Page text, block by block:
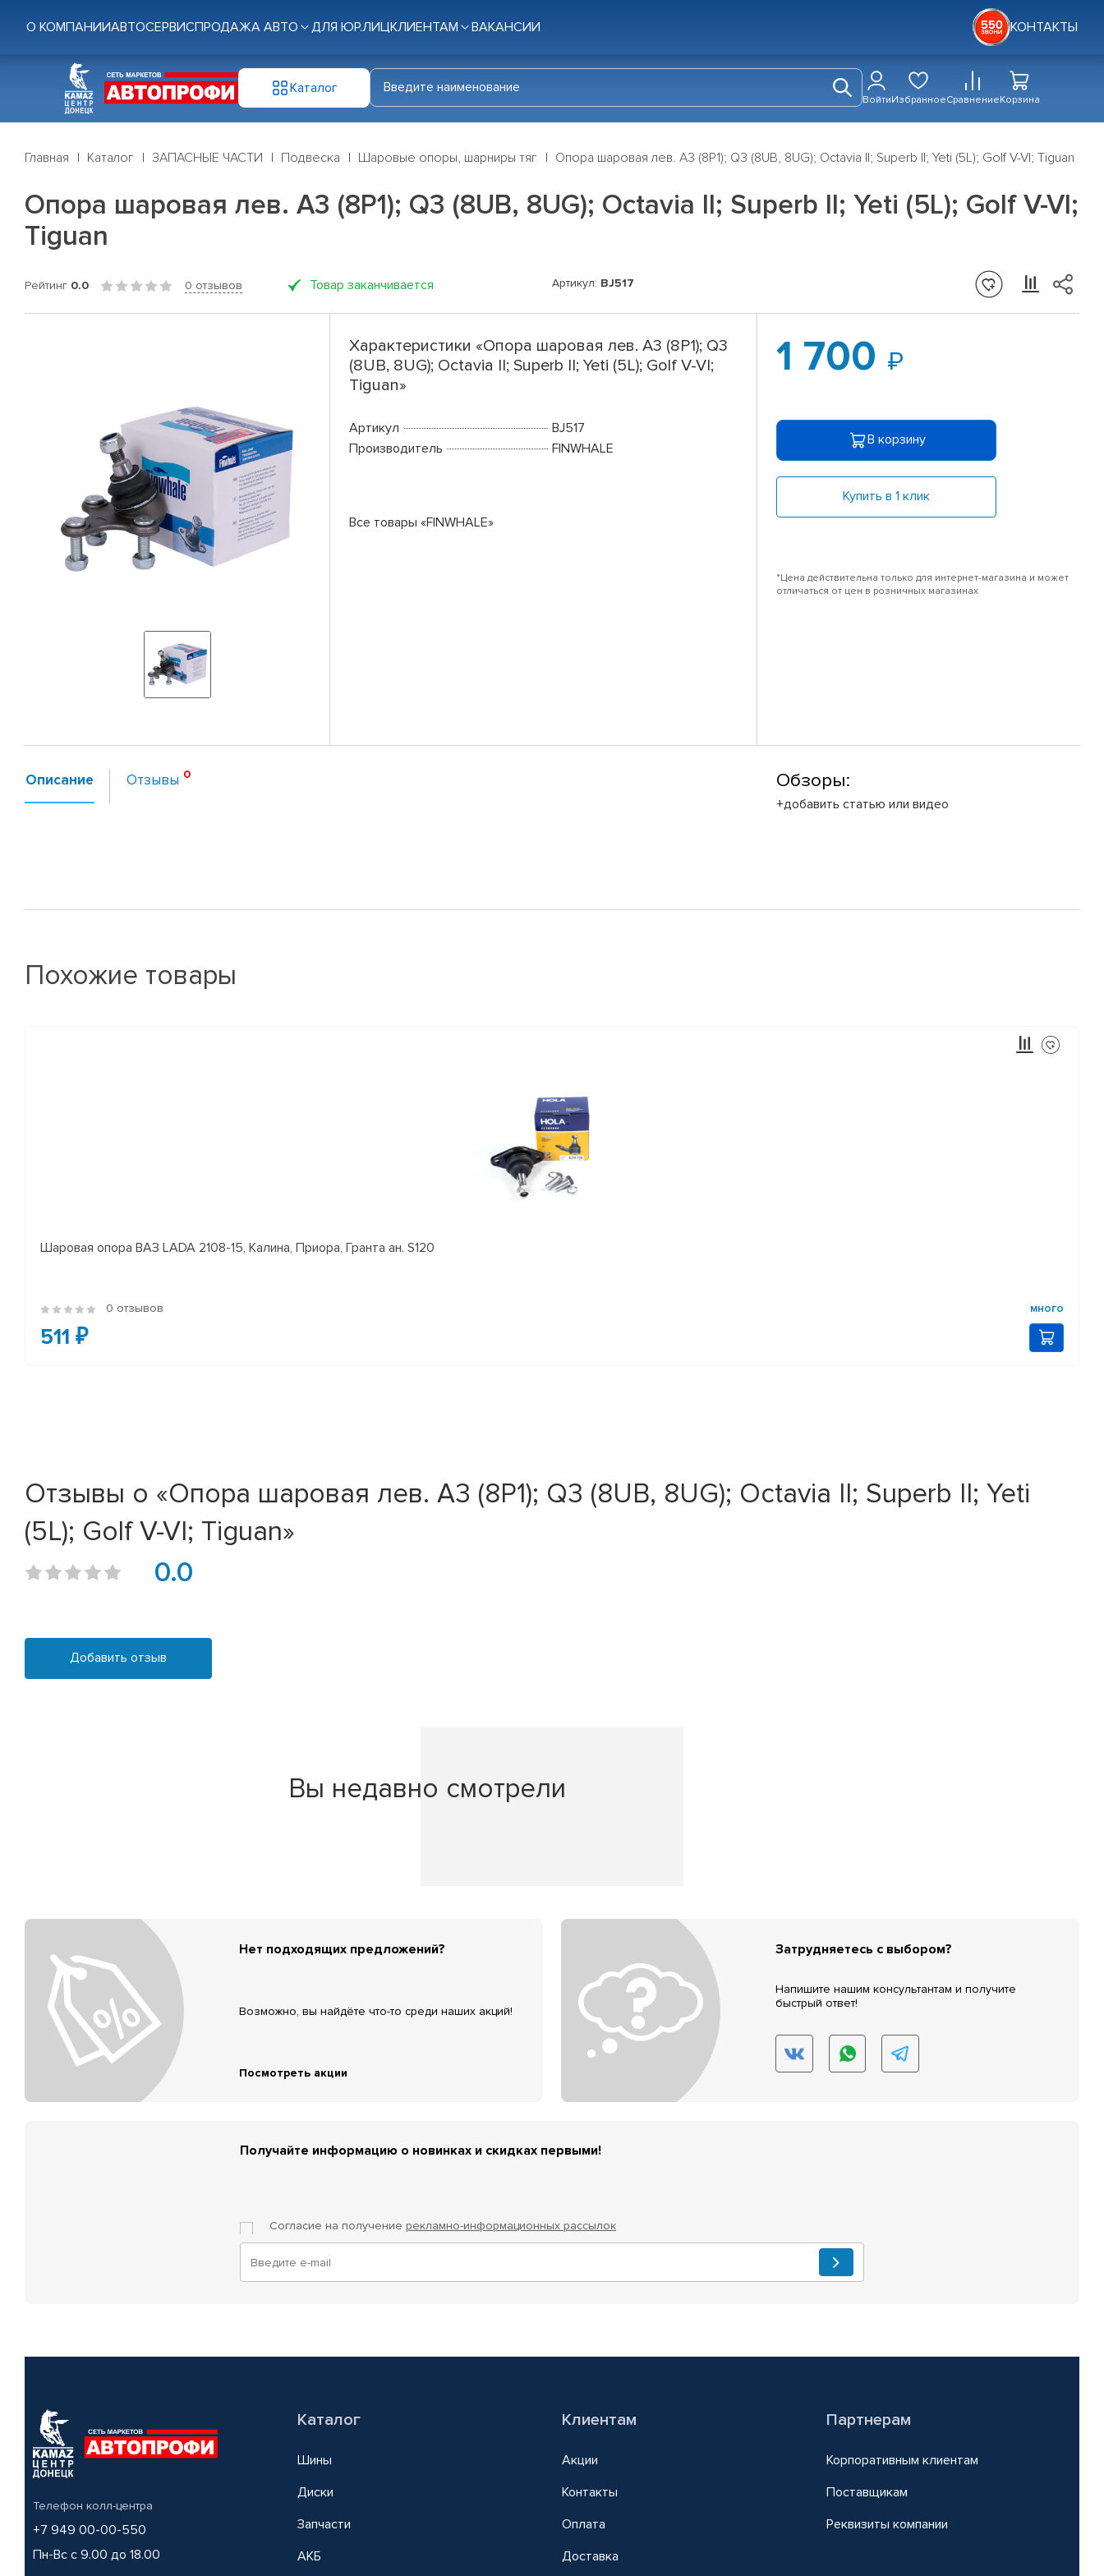
О КОМПАНИИАВТОСЕРВИСПРОДАЖА АВТО ДЛЯ ЮР.ЛИЦКЛИЕНТАМ ВАКАНСИИ КОНТАКТЫ
Каталог
ВойтиИзбранноеСравнениеКорзина
Главная Каталог ЗАПАСНЫЕ ЧАСТИ Подвеска Шаровые опоры, шарниры тяг Опора шаровая лев. A3 (8P1); Q3 (8UB, 8UG); Octavia II; Superb II; Yeti (5L); Golf V-VI; Tiguan
Опора шаровая лев. A3 (8P1); Q3 (8UB, 8UG); Octavia II; Superb II; Yeti (5L); Golf V-VI;
Tiguan
Рейтинг 0.0 0 отзывов Товар заканчивается Артикул: BJ517
Характеристики «Опора шаровая лев. A3 (8P1); Q3
(8UB, 8UG); Octavia II; Superb II; Yeti (5L); Golf V-VI;
Tiguan»
Артикул
BJ517
Производитель
FINWHALE
Все товары «FINWHALE»
1 700
В корзину
Купить в 1 клик
*Цена действительна только для интернет-магазина и может
отличаться от цен в розничных магазинах
Описание Отзывы Обзоры:
+добавить статью или видео
Похожие товары
Шаровая опора ВАЗ LADA 2108-15, Калина, Приора, Гранта ан. S120
0 отзывов много
511 ₽
Отзывы о «Опора шаровая лев. A3 (8P1); Q3 (8UB, 8UG); Octavia II; Superb II; Yeti
(5L); Golf V-VI; Tiguan»
0.0
Добавить отзыв
Вы недавно смотрели
Нет подходящих предложений?
Возможно, вы найдёте что-то среди наших акций!
Посмотреть акции
Затрудняетесь с выбором?
Напишите нашим консультантам и получите
быстрый ответ!
Получайте информацию о новинках и скидках первыми!
Согласие на получение рекламно-информационных рассылок
Телефон колл-центра
+7 949 00-00-550
Пн-Вс с 9.00 до 18.00
Каталог
Шины
Диски
Запчасти
АКБ
Клиентам
Акции
Контакты
Оплата
Доставка
Партнерам
Корпоративным клиентам
Поставщикам
Реквизиты компании